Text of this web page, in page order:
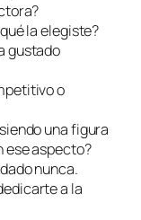
la elegiste?
gustado
o
una figura
ese aspecto?
nunca.
a la